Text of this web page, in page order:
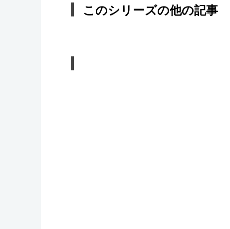
このシリーズの他の記事